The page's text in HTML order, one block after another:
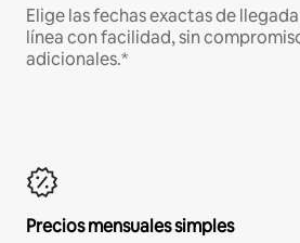
Elige las fechas exactas de
línea con facilidad, sin
adicionales.*
Precios mensuales simples